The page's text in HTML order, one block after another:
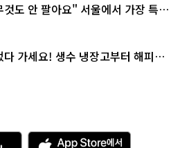
도 안 팔아요" 서울에서 가장 특별
다 가세요! 생수 냉장고부터 해피소
A